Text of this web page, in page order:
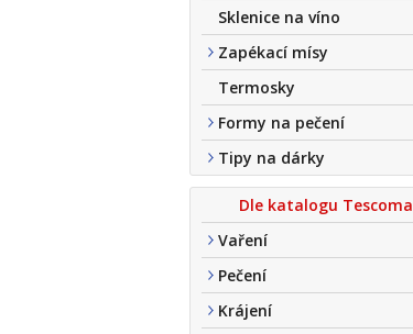
Sklenice na víno
Zapékací mísy
Termosky
Formy na pečení
Tipy na dárky
Dle katalogu Tescoma
Vaření
Pečení
Krájení